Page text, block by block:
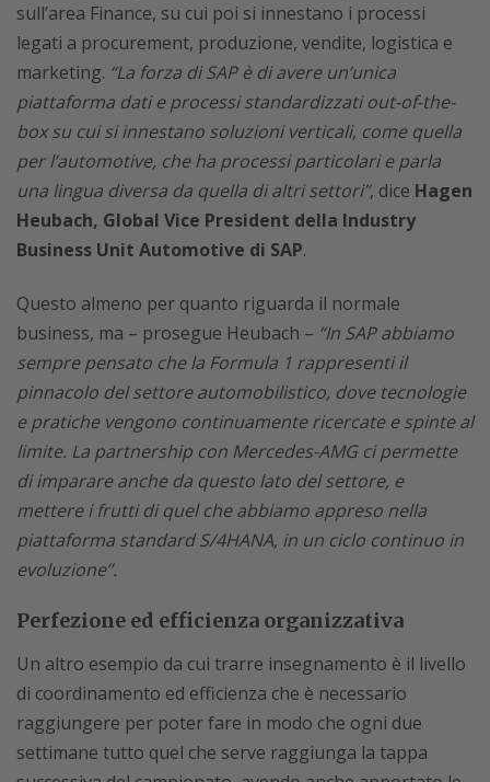
sull’area Finance, su cui poi si innestano i processi
legati a procurement, produzione, vendite, logistica e
marketing. “La forza di SAP è di avere un’unica
piattaforma dati e processi standardizzati out-of-the-
box su cui si innestano soluzioni verticali, come quella
per l’automotive, che ha processi particolari e parla
una lingua diversa da quella di altri settori”, dice Hagen
Heubach, Global Vice President della Industry
Business Unit Automotive di SAP.
Questo almeno per quanto riguarda il normale
business, ma – prosegue Heubach – “In SAP abbiamo
sempre pensato che la Formula 1 rappresenti il
pinnacolo del settore automobilistico, dove tecnologie
e pratiche vengono continuamente ricercate e spinte al
limite. La partnership con Mercedes-AMG ci permette
di imparare anche da questo lato del settore, e
mettere i frutti di quel che abbiamo appreso nella
piattaforma standard S/4HANA, in un ciclo continuo in
evoluzione”.
Perfezione ed efficienza organizzativa
Un altro esempio da cui trarre insegnamento è il livello
di coordinamento ed efficienza che è necessario
raggiungere per poter fare in modo che ogni due
settimane tutto quel che serve raggiunga la tappa